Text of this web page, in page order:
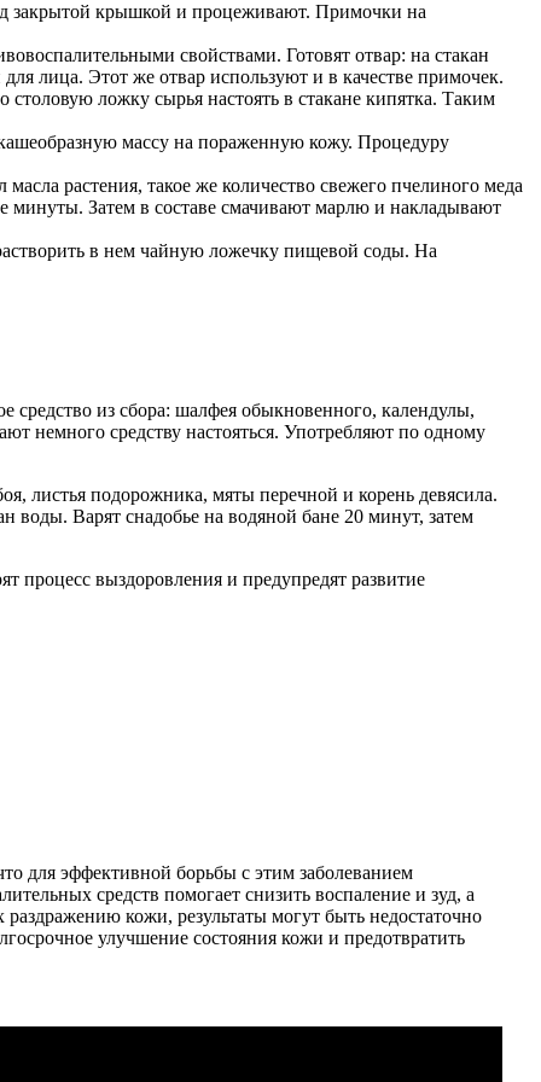
закрытой крышкой и процеживают. Примочки на
свойствами. Готовят отвар: на стакан
лица. Этот же отвар используют и в качестве примочек.
ложку сырья настоять в стакане кипятка. Таким
массу на пораженную кожу. Процедуру
растения, такое же количество свежего пчелиного меда
минуты. Затем в составе смачивают марлю и накладывают
в нем чайную ложечку пищевой соды. На
из сбора: шалфея обыкновенного, календулы,
немного средству настояться. Употребляют по одному
листья подорожника, мяты перечной и корень девясила.
воды. Варят снадобье на водяной бане 20 минут, затем
процесс выздоровления и предупредят развитие
для эффективной борьбы с этим заболеванием
средств помогает снизить воспаление и зуд, а
кожи, результаты могут быть недостаточно
улучшение состояния кожи и предотвратить